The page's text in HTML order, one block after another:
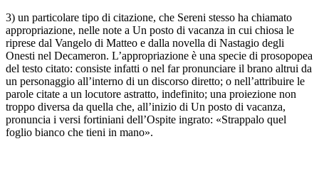
3) un particolare tipo di citazione, che Sereni stesso ha chiamato
appropriazione, nelle note a Un posto di vacanza in cui chiosa le
riprese dal Vangelo di Matteo e dalla novella di Nastagio degli
Onesti nel Decameron. L’appropriazione è una specie di prosopopea
del testo citato: consiste infatti o nel far pronunciare il brano altrui da
un personaggio all’interno di un discorso diretto; o nell’attribuire le
parole citate a un locutore astratto, indefinito; una proiezione non
troppo diversa da quella che, all’inizio di Un posto di vacanza,
pronuncia i versi fortiniani dell’Ospite ingrato: «Strappalo quel
foglio bianco che tieni in mano».